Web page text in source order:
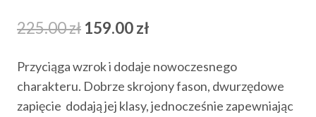
225.00zł Pierwotna
wynosiła:
225.00 zł.
159.00zł
wynosi:
159.00 zł.
Przyciąga wzrok i dodaje nowoczesnego
charakteru. Dobrze skrojony fason, dwurzędowe
zapięcie dodają jej klasy, jednocześnie zapewniając